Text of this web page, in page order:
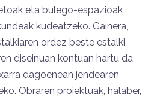
eta bulego-espazioak
kudeatzeko. Gainera,
ordez beste estalki
diseinuan kontuan hartu da
dagoenean jendearen
Obraren proiektuak, halaber,